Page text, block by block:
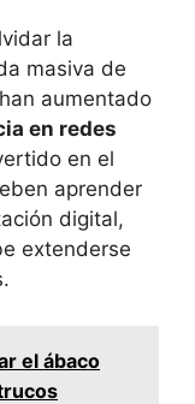
la
masiva de
aumentado
en redes
en el
aprender
digital,
extenderse
el ábaco